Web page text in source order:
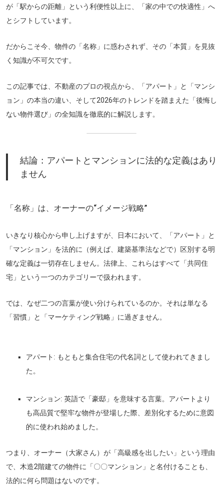
が「駅からの距離」という利便性以上に、「家の中での快適性」へ
とシフトしています。
だからこそ今、物件の「名称」に惑わされず、その「本質」を見抜
く知識が不可欠です。
この記事では、不動産のプロの視点から、「アパート」と「マンシ
ョン」の本当の違い、そして2026年のトレンドを踏まえた「後悔し
ない物件選び」の全知識を徹底的に解説します。
結論：アパートとマンションに法的な定義はあり
ません
「名称」は、オーナーの“イメージ戦略”
いきなり核心から申し上げますが、日本において、「アパート」と
「マンション」を法的に（例えば、建築基準法などで）区別する明
確な定義は一切存在しません。法律上、これらはすべて「共同住
宅」という一つのカテゴリーで扱われます。
では、なぜ二つの言葉が使い分けられているのか。それは単なる
「習慣」と「マーケティング戦略」に過ぎません。
アパート: もともと集合住宅の代名詞として使われてきまし
た。
マンション: 英語で「豪邸」を意味する言葉。アパートより
も高品質で堅牢な物件が登場した際、差別化するために意図
的に使われ始めました。
つまり、オーナー（大家さん）が「高級感を出したい」という理由
で、 木造2階建ての物件に「〇〇マンション」と名付けることも、
法的に何ら問題はないのです。